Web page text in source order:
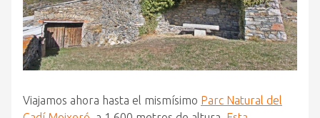
Viajamos ahora hasta el mismísimo Parc Natural del